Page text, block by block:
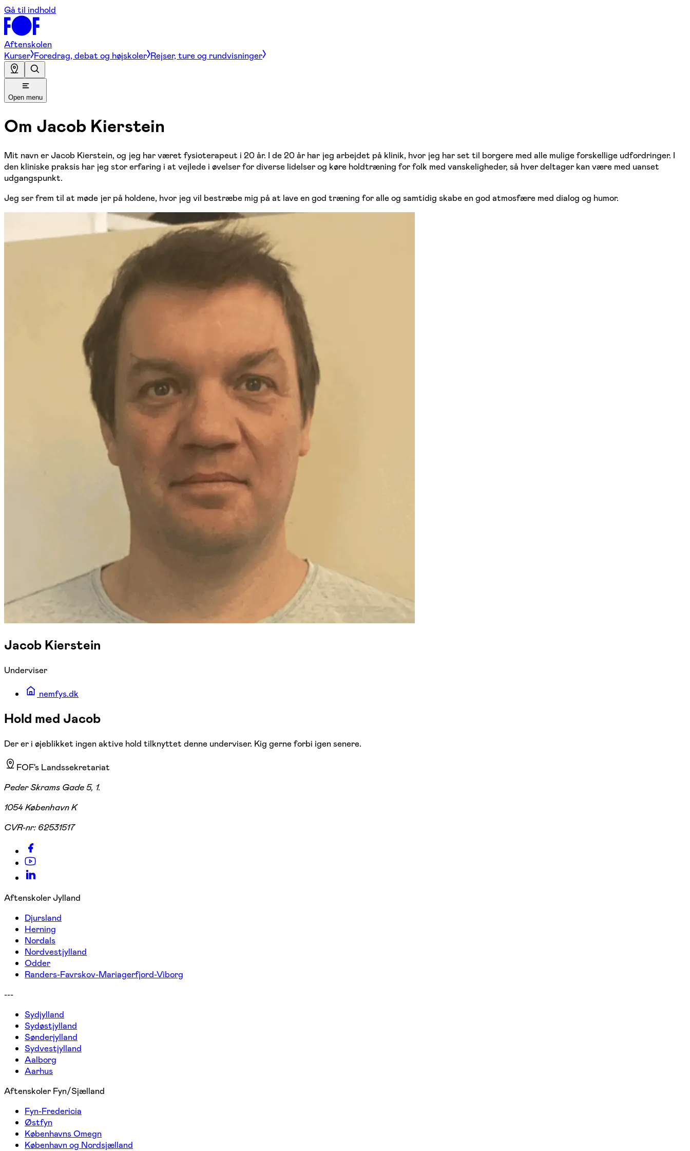
Gå til indhold
Aftenskolen
Kurser Foredrag, debat og højskoler Rejser, ture og rundvisninger
Open menu
Om Jacob Kierstein
Mit navn er Jacob Kierstein, og jeg har været fysioterapeut i 20 år. I de 20 år har jeg arbejdet på klinik, hvor jeg har set til borgere med alle mulige forskellige udfordringer. I
den kliniske praksis har jeg stor erfaring i at vejlede i øvelser for diverse lidelser og køre holdtræning for folk med vanskeligheder, så hver deltager kan være med uanset
udgangspunkt.
Jeg ser frem til at møde jer på holdene, hvor jeg vil bestræbe mig på at lave en god træning for alle og samtidig skabe en god atmosfære med dialog og humor.
Jacob Kierstein
Underviser
nemfys.dk
Hold med Jacob
Der er i øjeblikket ingen aktive hold tilknyttet denne underviser. Kig gerne forbi igen senere.
FOF's Landssekretariat
Peder Skrams Gade 5, 1.
1054 København K
CVR-nr: 62531517
Aftenskoler Jylland
Djursland
Herning
Nordals
Nordvestjylland
Odder
Randers-Favrskov-Mariagerfjord-Viborg
---
Sydjylland
Sydøstjylland
Sønderjylland
Sydvestjylland
Aalborg
Aarhus
Aftenskoler Fyn/Sjælland
Fyn-Fredericia
Østfyn
Københavns Omegn
København og Nordsjælland